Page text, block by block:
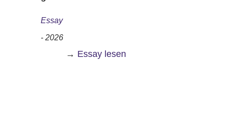
Essay
- 2026
→ Essay lesen